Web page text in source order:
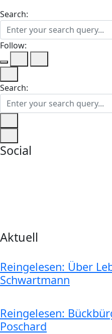
Search:
Follow:
Search:
Social
Aktuell
Reingelesen: Über
Schwartmann
Reingelesen:
Poschard